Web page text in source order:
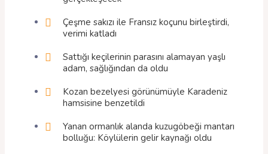
Çeşme sakızı ile Fransız koçunu birleştirdi,
verimi katladı
Sattığı keçilerinin parasını alamayan yaşlı
adam, sağlığından da oldu
Kozan bezelyesi görünümüyle Karadeniz
hamsisine benzetildi
Yanan ormanlık alanda kuzugöbeği mantarı
bolluğu: Köylülerin gelir kaynağı oldu